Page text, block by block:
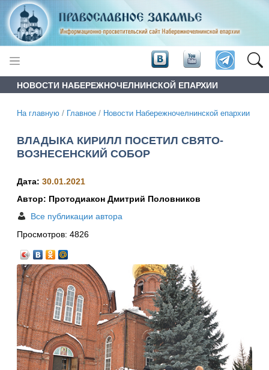
НОВОСТИ НАБЕРЕЖНОЧЕЛНИНСКОЙ ЕПАРХИИ
На главную / Главное / Новости Набережночелнинской епархии
ВЛАДЫКА КИРИЛЛ ПОСЕТИЛ СВЯТО-
ВОЗНЕСЕНСКИЙ СОБОР
Дата: 30.01.2021
Автор: Протодиакон Дмитрий Половников
Все публикации автора
Просмотров: 4826